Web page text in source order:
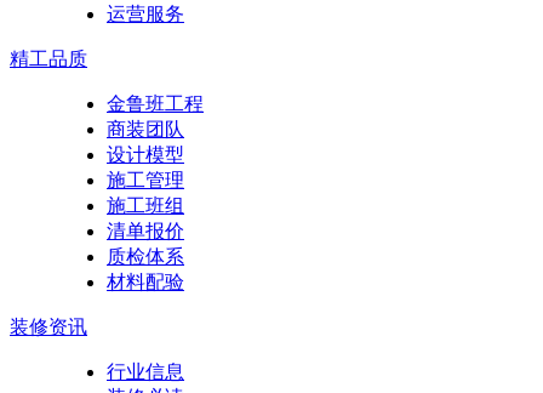
运营服务
精工品质
金鲁班工程
商装团队
设计模型
施工管理
施工班组
清单报价
质检体系
材料配验
装修资讯
行业信息